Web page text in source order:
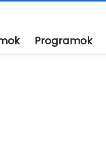
Programok